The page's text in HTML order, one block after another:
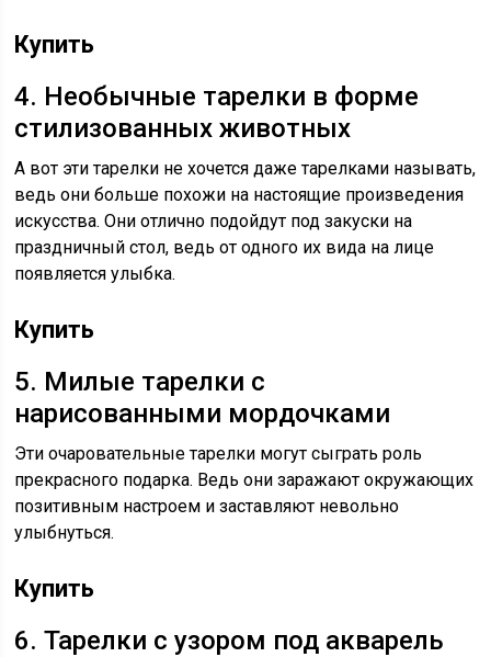
Купить
4. Необычные тарелки в форме
стилизованных животных
А вот эти тарелки не хочется даже тарелками называть,
ведь они больше похожи на настоящие произведения
искусства. Они отлично подойдут под закуски на
праздничный стол, ведь от одного их вида на лице
появляется улыбка.
Купить
5. Милые тарелки с
нарисованными мордочками
Эти очаровательные тарелки могут сыграть роль
прекрасного подарка. Ведь они заражают окружающих
позитивным настроем и заставляют невольно
улыбнуться.
Купить
6. Тарелки с узором под акварель